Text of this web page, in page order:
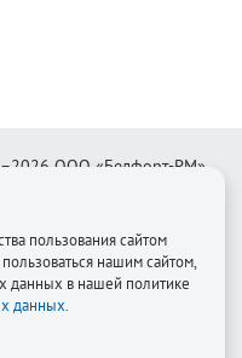
ООО «Белфорт-РМ»
пользования сайтом
нашим сайтом,
данных в нашей политике
данных